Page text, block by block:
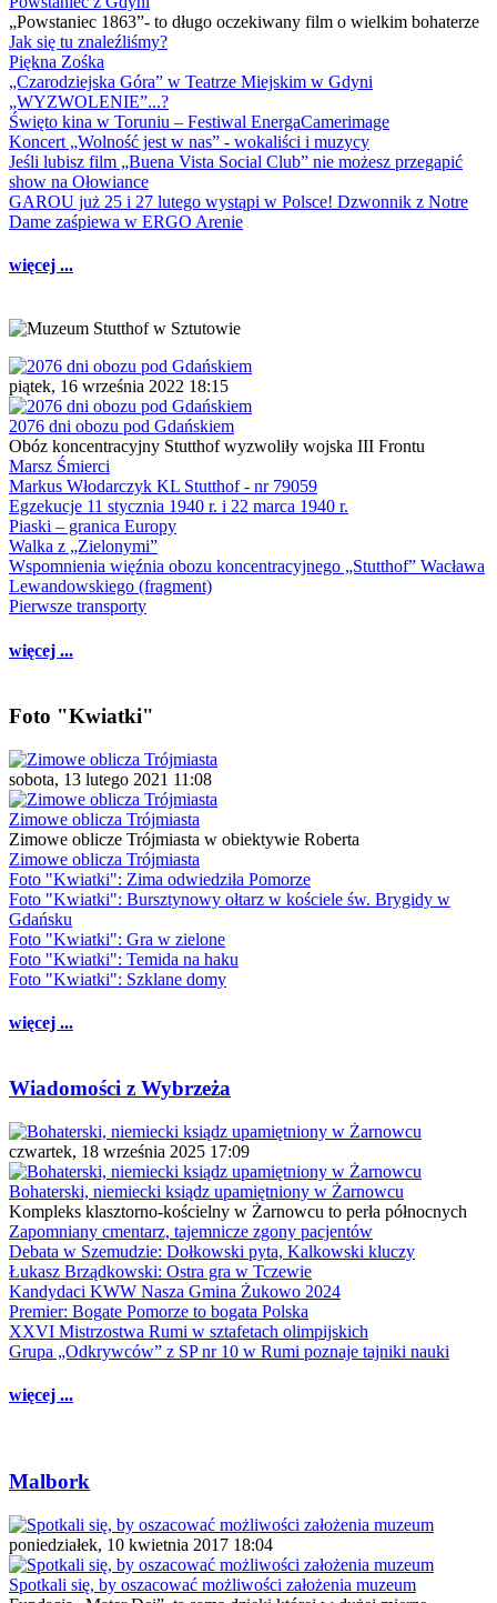
„Powstaniec 1863”- to długo oczekiwany film o wielkim bohaterze
Jak się tu znaleźliśmy?
Piękna Zośka
„Czarodziejska Góra” w Teatrze Miejskim w Gdyni
„WYZWOLENIE”...?
Święto kina w Toruniu – Festiwal EnergaCamerimage
Koncert „Wolność jest w nas” - wokaliści i muzycy
Jeśli lubisz film „Buena Vista Social Club” nie możesz przegapić
show na Ołowiance
GAROU już 25 i 27 lutego wystąpi w Polsce! Dzwonnik z Notre
Dame zaśpiewa w ERGO Arenie
więcej ...
piątek, 16 września 2022 18:15
2076 dni obozu pod Gdańskiem
Obóz koncentracyjny Stutthof wyzwoliły wojska III Frontu
Marsz Śmierci
Markus Włodarczyk KL Stutthof - nr 79059
Egzekucje 11 stycznia 1940 r. i 22 marca 1940 r.
Piaski – granica Europy
Walka z „Zielonymi”
Wspomnienia więźnia obozu koncentracyjnego „Stutthof” Wacława
Lewandowskiego (fragment)
Pierwsze transporty
więcej ...
Foto "Kwiatki"
sobota, 13 lutego 2021 11:08
Zimowe oblicza Trójmiasta
Zimowe oblicze Trójmiasta w obiektywie Roberta
Zimowe oblicza Trójmiasta
Foto "Kwiatki": Zima odwiedziła Pomorze
Foto "Kwiatki": Bursztynowy ołtarz w kościele św. Brygidy w
Gdańsku
Foto "Kwiatki": Gra w zielone
Foto "Kwiatki": Temida na haku
Foto "Kwiatki": Szklane domy
więcej ...
Wiadomości z Wybrzeża
czwartek, 18 września 2025 17:09
Bohaterski, niemiecki ksiądz upamiętniony w Żarnowcu
Kompleks klasztorno-kościelny w Żarnowcu to perła północnych
Zapomniany cmentarz, tajemnicze zgony pacjentów
Debata w Szemudzie: Dołkowski pyta, Kalkowski kluczy
Łukasz Brządkowski: Ostra gra w Tczewie
Kandydaci KWW Nasza Gmina Żukowo 2024
Premier: Bogate Pomorze to bogata Polska
XXVI Mistrzostwa Rumi w sztafetach olimpijskich
Grupa „Odkrywców” z SP nr 10 w Rumi poznaje tajniki nauki
więcej ...
Malbork
poniedziałek, 10 kwietnia 2017 18:04
Spotkali się, by oszacować możliwości założenia muzeum